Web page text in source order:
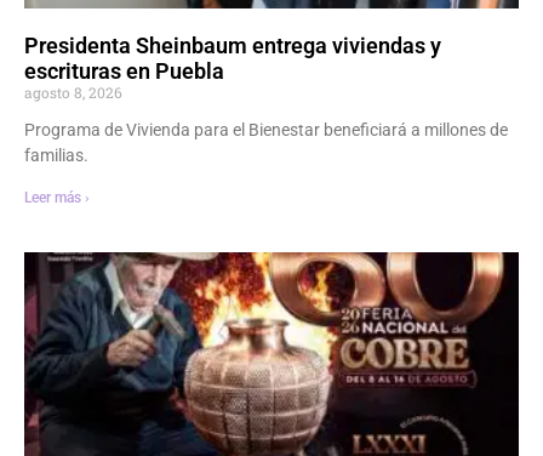
Presidenta Sheinbaum entrega viviendas y
escrituras en Puebla
agosto 8, 2026
Programa de Vivienda para el Bienestar beneficiará a millones de
familias.
Leer más ›